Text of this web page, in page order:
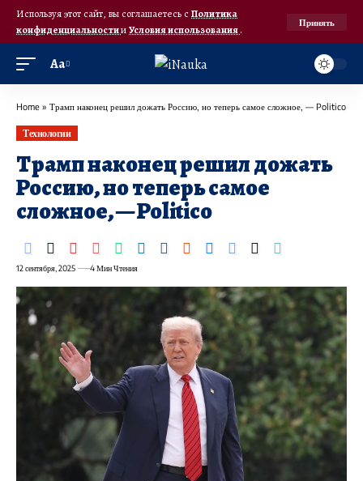
Используя этот сайт, вы соглашаетесь с Политика
конфиденциальностииУсловия использования.
Принять
Аа
Home » Трамп наконец решил дожать Россию, но теперь самое сложное, — Politico
Технологии
Трамп наконец решил дожать
Россию, но теперь самое
сложное, — Politico
12 сентября, 2025 4 Мин Чтения